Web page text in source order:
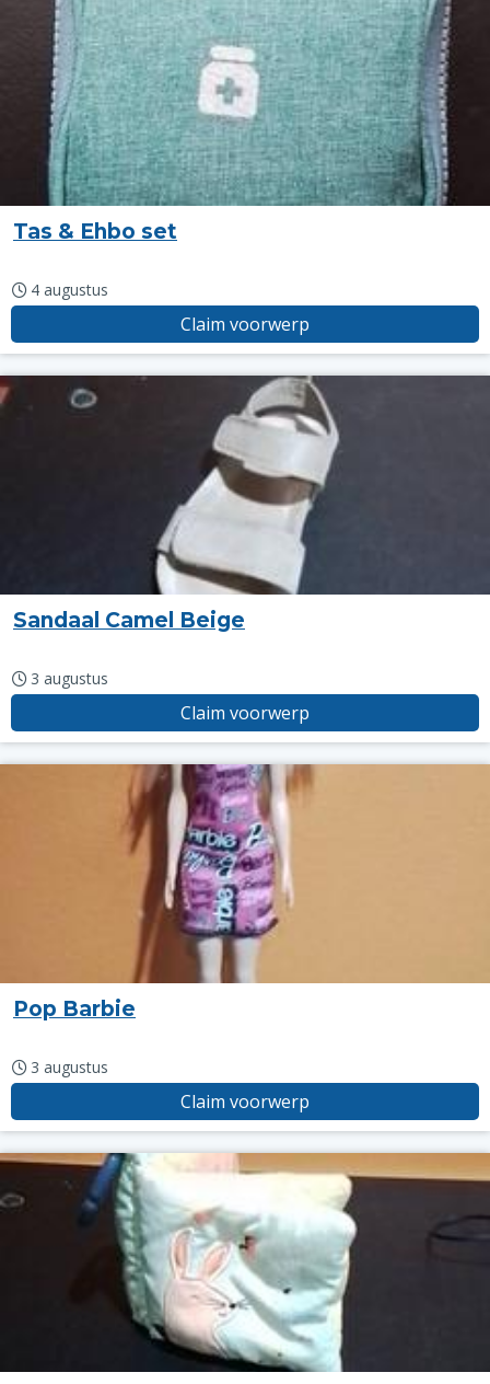
Tas & Ehbo set
4 augustus
Claim voorwerp
Sandaal Camel Beige
3 augustus
Claim voorwerp
Pop Barbie
3 augustus
Claim voorwerp